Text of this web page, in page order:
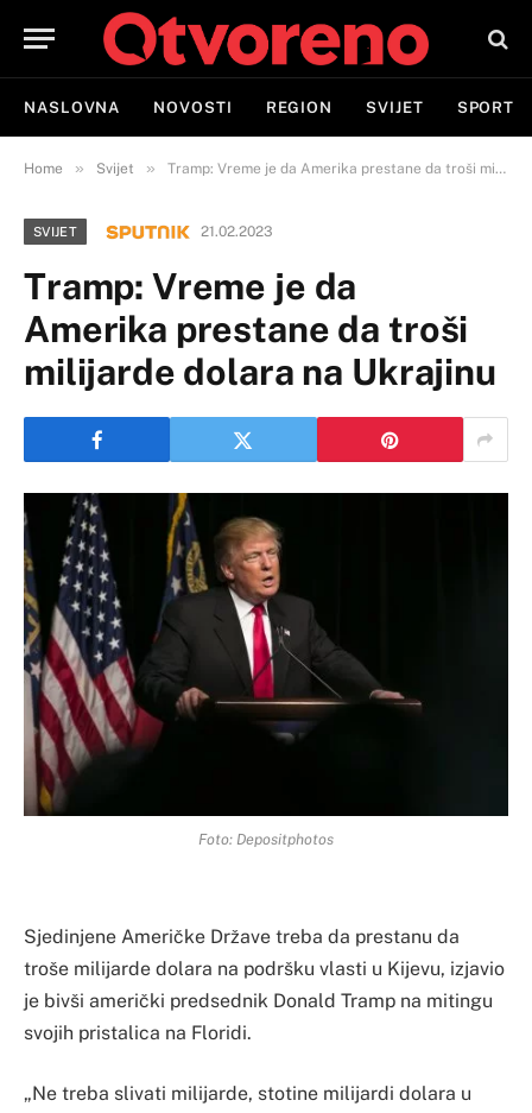
NASLOVNA NOVOSTI REGION SVIJET SPORT
Home » Svijet » Tramp: Vreme je da Amerika prestane da troši milijarde dolara na Ukrajinu
SVIJET 21.02.2023
Tramp: Vreme je da
Amerika prestane da troši
milijarde dolara na Ukrajinu
Foto: Depositphotos
Sjedinjene Američke Države treba da prestanu da
troše milijarde dolara na podršku vlasti u Kijevu, izjavio
je bivši američki predsednik Donald Tramp na mitingu
svojih pristalica na Floridi.
„Ne treba slivati milijarde, stotine milijardi dolara u